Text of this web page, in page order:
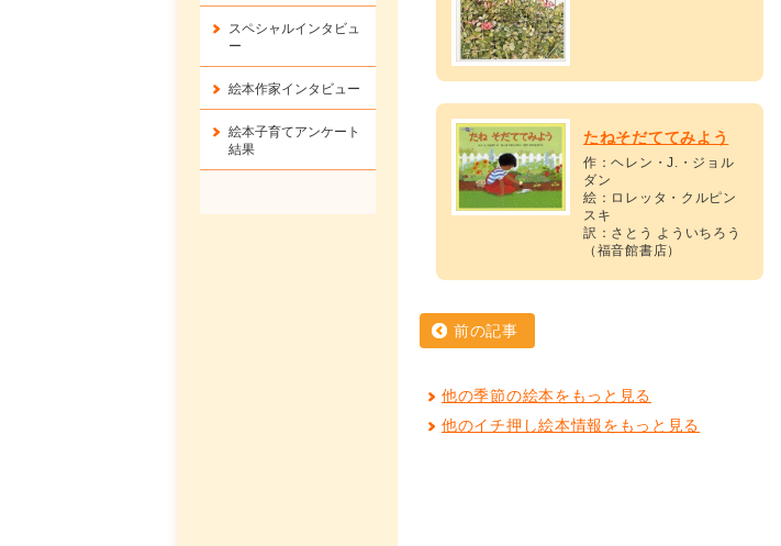
たねそだててみよう
作：ヘレン・J.・ジョル
ダン
絵：ロレッタ・クルピン
スキ
訳：さとう よういちろう
（福音館書店）
前の記事
他の季節の絵本をもっと見る
他のイチ押し絵本情報をもっと見る
スペシャルインタビュ
ー
絵本作家インタビュー
絵本子育てアンケート
結果